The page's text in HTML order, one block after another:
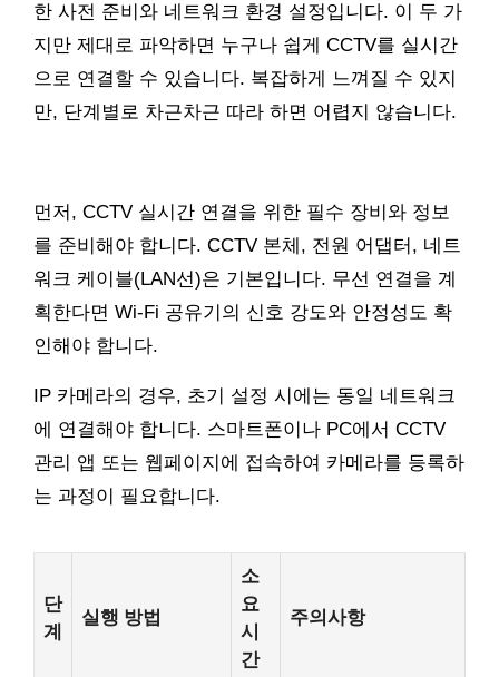
한 사전 준비와 네트워크 환경 설정입니다. 이 두 가
지만 제대로 파악하면 누구나 쉽게 CCTV를 실시간
으로 연결할 수 있습니다. 복잡하게 느껴질 수 있지
만, 단계별로 차근차근 따라 하면 어렵지 않습니다.
먼저, CCTV 실시간 연결을 위한 필수 장비와 정보
를 준비해야 합니다. CCTV 본체, 전원 어댑터, 네트
워크 케이블(LAN선)은 기본입니다. 무선 연결을 계
획한다면 Wi-Fi 공유기의 신호 강도와 안정성도 확
인해야 합니다.
IP 카메라의 경우, 초기 설정 시에는 동일 네트워크
에 연결해야 합니다. 스마트폰이나 PC에서 CCTV
관리 앱 또는 웹페이지에 접속하여 카메라를 등록하
는 과정이 필요합니다.
단
계
실행 방법
소
요
시
간
주의사항